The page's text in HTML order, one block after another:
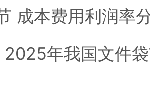
成本费用利润率
年我国文件